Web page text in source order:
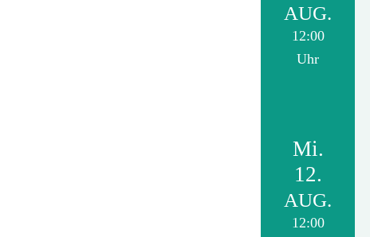
AUG.
12:00
Uhr
Mi.
12.
AUG.
12:00